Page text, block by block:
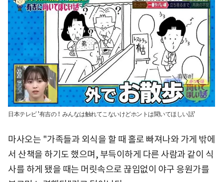
日本テレビ '有吉の！みんなは触れてこないけどホントは聞いてほしい話'
마사오는 "가족들과 외식을 할 때 홀로 빠져나와 가게 밖에
서 산책을 하기도 했으며, 부득이하게 다른 사람과 같이 식
사를 하게 됐을 때는 머릿속으로 끊임없이 야구 응원가를